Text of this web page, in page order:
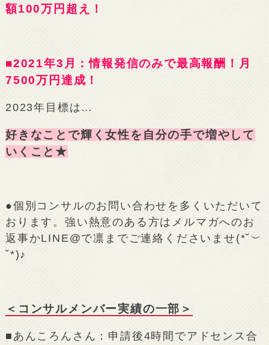
額100万円超え！
■2021年3月：情報発信のみで最高報酬！月
7500万円達成！
2023年目標は…
好きなことで輝く女性を自分の手で増やして
いくこと★
●個別コンサルのお問い合わせを多くいただいて
おります。強い熱意のある方はメルマガへのお
返事かLINE@で凛までご連絡くださいませ(*˘︶
˘*)♪
＜コンサルメンバー実績の一部＞
■あんころんさん：申請後4時間でアドセンス合